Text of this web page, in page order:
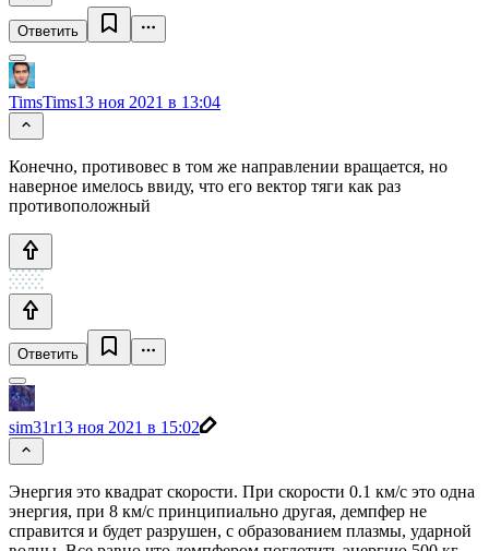
Ответить
TimsTims13 ноя 2021 в 13:04
Конечно, противовес в том же направлении вращается, но
наверное имелось ввиду, что его вектор тяги как раз
противоположный
Ответить
sim31r13 ноя 2021 в 15:02
Энергия это квадрат скорости. При скорости 0.1 км/с это одна
энергия, при 8 км/с принципиально другая, демпфер не
справится и будет разрушен, с образованием плазмы, ударной